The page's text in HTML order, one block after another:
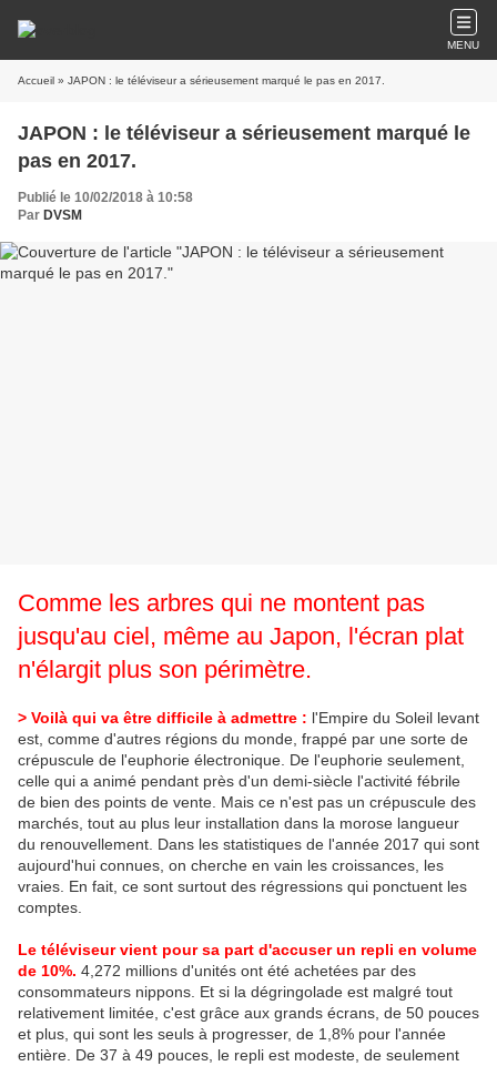
MENU
Accueil » JAPON : le téléviseur a sérieusement marqué le pas en 2017.
JAPON : le téléviseur a sérieusement marqué le
pas en 2017.
Publié le 10/02/2018 à 10:58
Par DVSM
Comme les arbres qui ne montent pas
jusqu'au ciel, même au Japon, l'écran plat
n'élargit plus son périmètre.
> Voilà qui va être difficile à admettre : l'Empire du Soleil levant
est, comme d'autres régions du monde, frappé par une sorte de
crépuscule de l'euphorie électronique. De l'euphorie seulement,
celle qui a animé pendant près d'un demi-siècle l'activité fébrile
de bien des points de vente. Mais ce n'est pas un crépuscule des
marchés, tout au plus leur installation dans la morose langueur
du renouvellement. Dans les statistiques de l'année 2017 qui sont
aujourd'hui connues, on cherche en vain les croissances, les
vraies. En fait, ce sont surtout des régressions qui ponctuent les
comptes.
Le téléviseur vient pour sa part d'accuser un repli en volume
de 10%. 4,272 millions d'unités ont été achetées par des
consommateurs nippons. Et si la dégringolade est malgré tout
relativement limitée, c'est grâce aux grands écrans, de 50 pouces
et plus, qui sont les seuls à progresser, de 1,8% pour l'année
entière. De 37 à 49 pouces, le repli est modeste, de seulement